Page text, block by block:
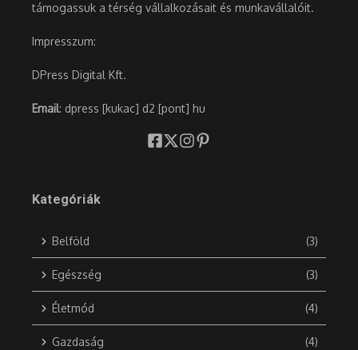
támogassuk a térség vállalkozásait és munkavállalóit.
Impresszum:
DPress Digital Kft.
Email: dpress [kukac] d2 [pont] hu
Kategóriák
Belföld (3)
Egészség (3)
Életmód (4)
Gazdaság (4)